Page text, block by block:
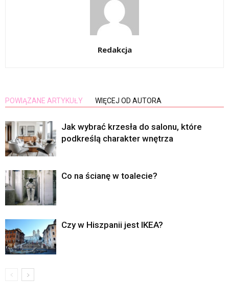
Redakcja
POWIĄZANE ARTYKUŁY WIĘCEJ OD AUTORA
Jak wybrać krzesła do salonu, które
podkreślą charakter wnętrza
Co na ścianę w toalecie?
Czy w Hiszpanii jest IKEA?